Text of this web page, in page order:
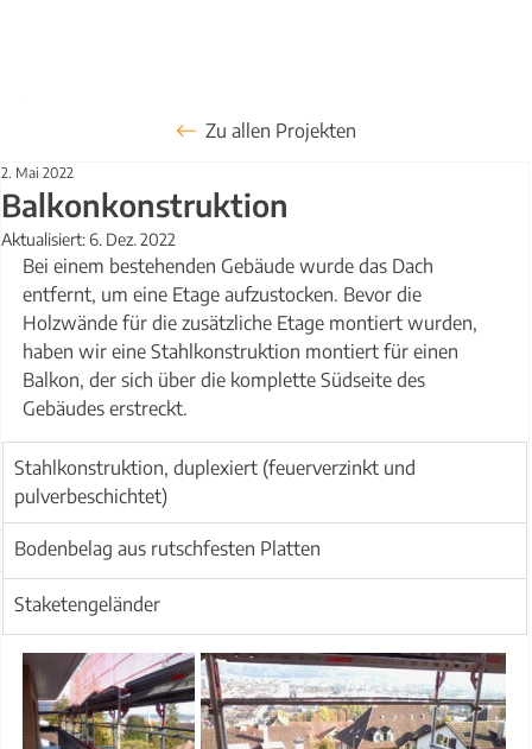
Balkonkonstruktion
2. Mai 2022
Aktualisiert: 6. Dez. 2022
Bei einem bestehenden Gebäude wurde das Dach
entfernt, um eine Etage aufzustocken. Bevor die
Holzwände für die zusätzliche Etage montiert wurden,
haben wir eine Stahlkonstruktion montiert für einen
Balkon, der sich über die komplette Südseite des
Gebäudes erstreckt.
Stahlkonstruktion, duplexiert (feuerverzinkt und
pulverbeschichtet)
Bodenbelag aus rutschfesten Platten
Staketengeländer
Zu allen Projekten